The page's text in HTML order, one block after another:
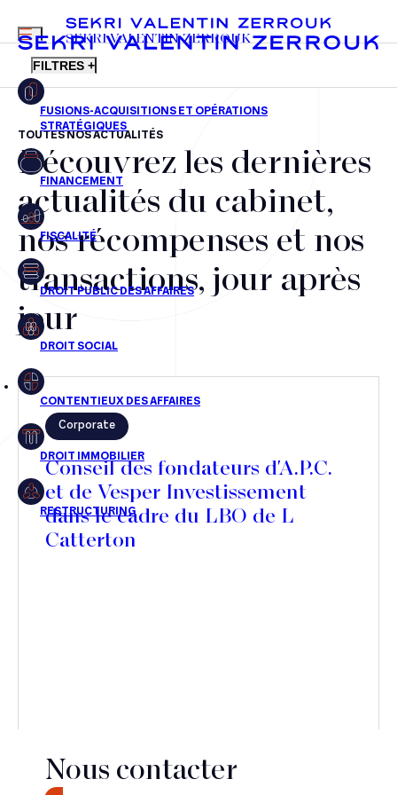
FR EN
MENU
SEKRI VALENTIN ZERROUK
FILTRES +
Fusions-acquisitions et opérations stratégiques
Financement
Fiscalité
Droit public des affaires
Droit social
Droit immobilier
Restructuring
Article
TOUTES NOS ACTUALITÉS
Découvrez les dernières
actualités du cabinet,
nos récompenses et nos
transactions, jour après
jour
Corporate
Conseil des fondateurs d'A.P.C.
et de Vesper Investissement
dans le cadre du LBO de L
Catterton
Nous contacter